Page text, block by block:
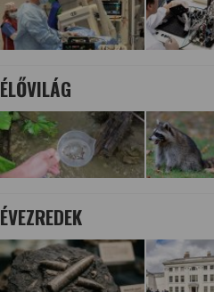
ÉLŐVILÁG
ÉVEZREDEK